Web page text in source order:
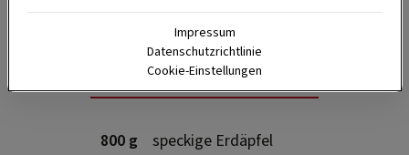
Für die Senferdäpfel
800 g
speckige Erdäpfel
Impressum
Datenschutzrichtlinie
Cookie-Einstellungen